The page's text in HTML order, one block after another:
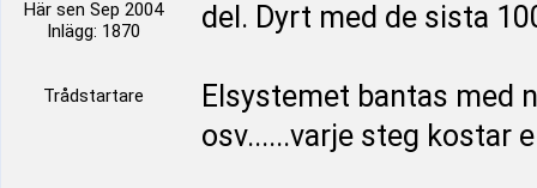
Här sen Sep 2004
Inlägg: 1870
Trådstartare
del. Dyrt med de sista
Elsystemet bantas med
osv......varje steg kostar